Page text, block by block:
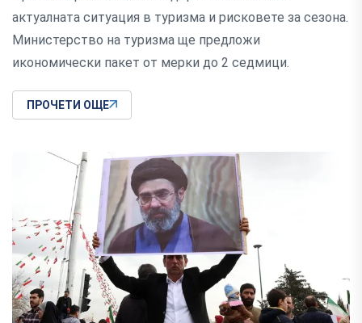
актуалната ситуация в туризма и рисковете за сезона.
Министерство на туризма ще предложи
икономически пакет от мерки до 2 седмици.
ПРОЧЕТИ ОЩЕ